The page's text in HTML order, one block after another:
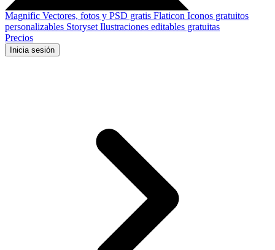
Magnific Vectores, fotos y PSD gratis Flaticon Iconos gratuitos
personalizables Storyset Ilustraciones editables gratuitas
Precios
Inicia sesión